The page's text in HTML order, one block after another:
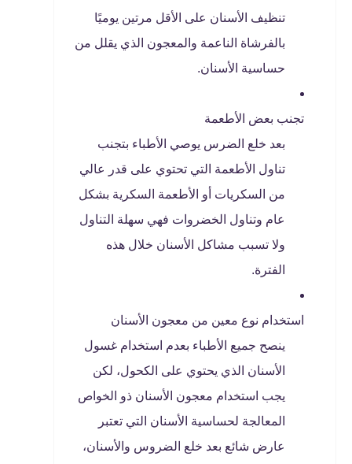
تنظيف الأسنان على الأقل مرتين يوميًا
بالفرشاة الناعمة والمعجون الذي يقلل من
حساسية الأسنان.
تجنب بعض الأطعمة
بعد خلع الضرس يوصي الأطباء بتجنب
تناول الأطعمة التي تحتوي على قدر عالي
من السكريات أو الأطعمة السكرية بشكل
عام وتناول الخضروات فهي سهلة التناول
ولا تسبب مشاكل الأسنان خلال هذه
الفترة.
استخدام نوع معين من معجون الأسنان
ينصح جميع الأطباء بعدم استخدام غسول
الأسنان الذي يحتوي على الكحول، لكن
يجب استخدام معجون الأسنان ذو الخواص
المعالجة لحساسية الأسنان التي تعتبر
عارض شائع بعد خلع الضروس والأسنان،